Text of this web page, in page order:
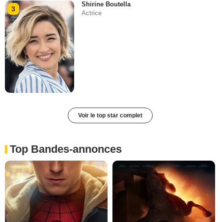
3
Shirine Boutella
Actrice
Voir le top star complet
Top Bandes-annonces